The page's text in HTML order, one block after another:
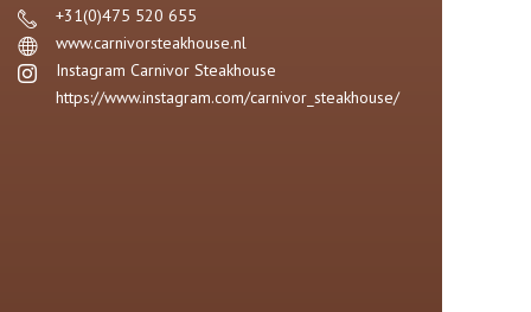
+31(0)475 520 655
www.carnivorsteakhouse.nl
Instagram Carnivor Steakhouse
https://www.instagram.com/carnivor_steakhouse/